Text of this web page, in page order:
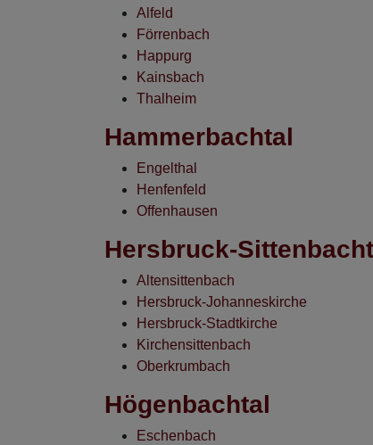
Alfeld
Förrenbach
Happurg
Kainsbach
Thalheim
Hammerbachtal
Engelthal
Henfenfeld
Offenhausen
Hersbruck-
Altensittenbach
Hersbruck-Johanneskirche
Hersbruck-Stadtkirche
Kirchensittenbach
Oberkrumbach
Högenbachtal
Eschenbach